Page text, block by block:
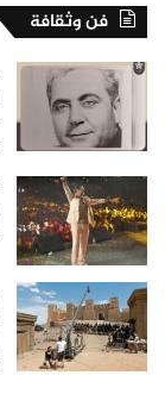
فن وثقافة